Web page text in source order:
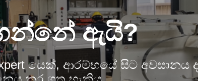
ඇයි?
යෙක්, ආරම්භයේ සිට අවසානය